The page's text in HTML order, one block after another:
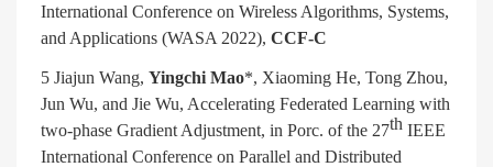
International Conference on Wireless Algorithms, Systems,
and Applications (WASA 2022), CCF-C
5 Jiajun Wang, Yingchi Mao*, Xiaoming He, Tong Zhou,
Jun Wu, and Jie Wu, Accelerating Federated Learning with
two-phase Gradient Adjustment, in Porc. of the 27th IEEE
International Conference on Parallel and Distributed